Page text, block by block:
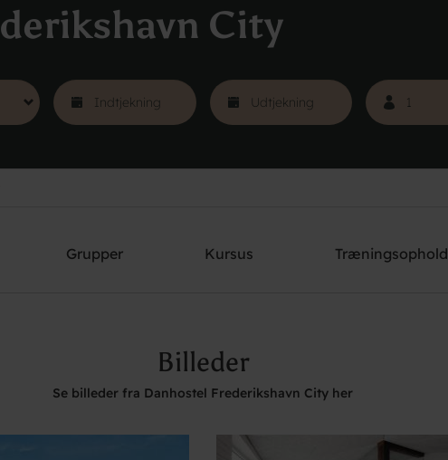
City
Grupper Kursus Træningsophold
Billeder
Se billeder fra Danhostel Frederikshavn City her